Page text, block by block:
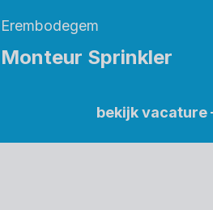
Erembodegem
Monteur Sprinkler
bekijk vacature